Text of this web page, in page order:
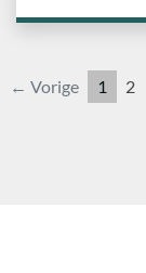
← Vorige 1 2